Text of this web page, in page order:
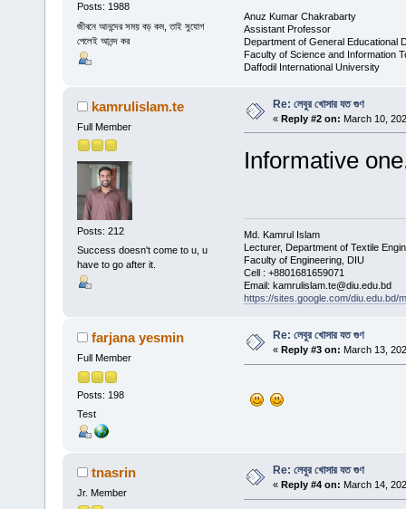
Posts: 1988
জীবনে আনন্দের সময় বড় কম, তাই সুযোগ
পেলেই আনন্দ কর
Anuz Kumar Chakrabarty
Assistant Professor
Department of General Educational
Faculty of Science and Information
Daffodil International University
kamrulislam.te
Full Member
Posts: 212
Success doesn't come to u, u
have to go after it.
Re: লেবুর খোসার যত গুণ
« Reply #2 on: March 10,
Informative
Md. Kamrul Islam
Lecturer, Department of Textile
Faculty of Engineering, DIU
Cell : +8801681659071
Email: kamrulislam.te@diu.edu.bd
https://sites.google.com/diu.edu.bd/
farjana yesmin
Full Member
Posts: 198
Test
Re: লেবুর খোসার যত গুণ
« Reply #3 on: March 13,
tnasrin
Jr. Member
Re: লেবুর খোসার যত গুণ
« Reply #4 on: March 14,